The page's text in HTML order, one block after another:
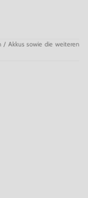
/ Akkus sowie die weiteren